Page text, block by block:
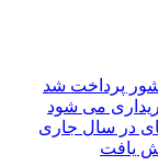
می شود
یافت